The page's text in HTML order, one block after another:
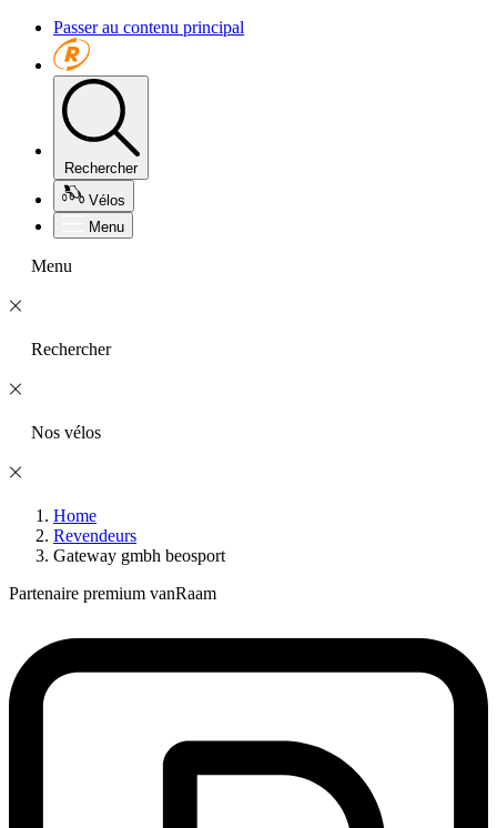
Passer au contenu principal
Rechercher
Vélos
Menu
Menu
Rechercher
Nos vélos
Home
Revendeurs
Gateway gmbh beosport
Partenaire premium vanRaam